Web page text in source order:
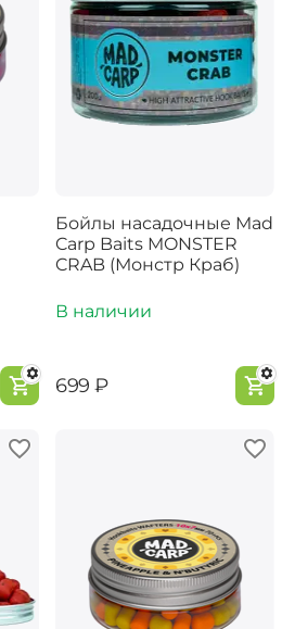
Бойлы насадочные Mad
Carp Baits MONSTER
CRAB (Монстр Краб)
В наличии
‍699‍ ₽